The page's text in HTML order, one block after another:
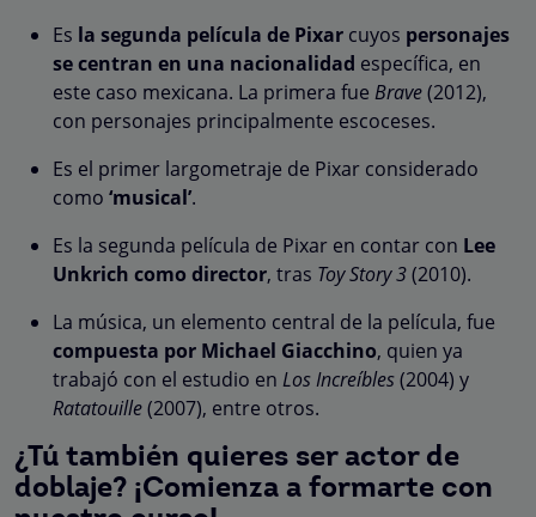
Es la segunda película de Pixar cuyos personajes
se centran en una nacionalidad específica, en
este caso mexicana. La primera fue Brave(2012),
con personajes principalmente escoceses.
Es el primer largometraje de Pixar considerado
como ‘musical’.
Es la segunda película de Pixar en contar con Lee
Unkrich como director, tras Toy Story 3(2010).
La música, un elemento central de la película, fue
compuesta por Michael Giacchino, quien ya
trabajó con el estudio en Los Increíbles(2004) y
Ratatouille(2007), entre otros.
¿Tú también quieres ser actor de
doblaje? ¡Comienza a formarte con